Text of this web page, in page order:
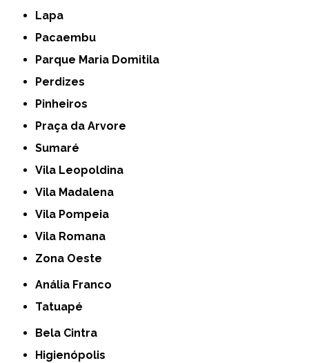
Lapa
Pacaembu
Parque Maria Domitila
Perdizes
Pinheiros
Praça da Arvore
Sumaré
Vila Leopoldina
Vila Madalena
Vila Pompeia
Vila Romana
Zona Oeste
Anália Franco
Tatuapé
Bela Cintra
Higienópolis